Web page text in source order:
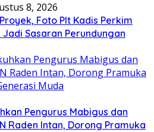
8, 2026
Foto Plt Kadis Perkim
Sasaran Perundungan
Pengurus Mabigus dan
Raden Intan, Dorong Pramuka